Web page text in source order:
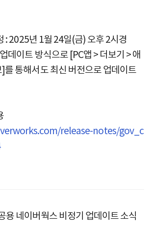
: 2025년 1월 24일(금) 오후 2시경
데이트 방식으로 [PC앱 > 더보기 > 애
를 통해서도 최신 버전으로 업데이트
release-notes/gov_c
용 네이버웍스 비정기 업데이트 소식